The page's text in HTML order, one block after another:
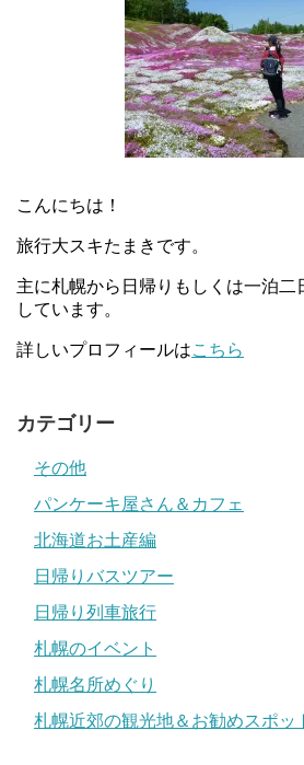
こんにちは！
旅行大スキたまきです。
主に札幌から日帰りもしくは一泊二
しています。
詳しいプロフィールはこちら
カテゴリー
その他
パンケーキ屋さん＆カフェ
北海道お土産編
日帰りバスツアー
日帰り列車旅行
札幌のイベント
札幌名所めぐり
札幌近郊の観光地＆お勧めスポッ